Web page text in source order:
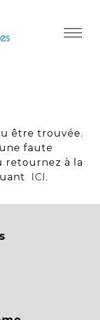
être trouvée.
faute
retournez à la
ICI .